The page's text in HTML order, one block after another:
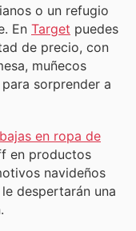
o un refugio
En Target puedes
de precio, con
muñecos
sorprender a
en ropa de
en productos
navideños
despertarán una